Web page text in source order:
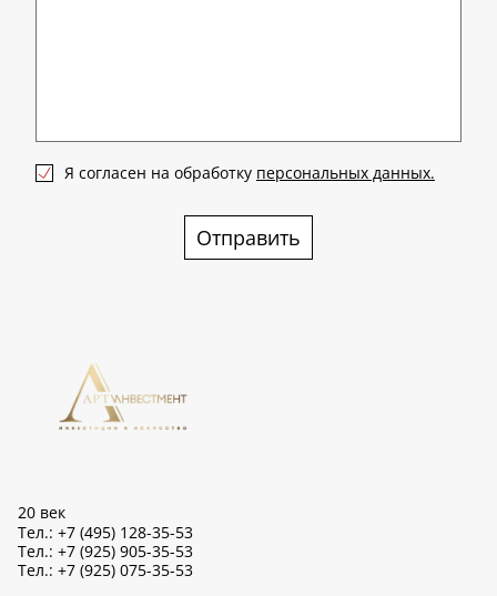
Я согласен на обработку персональных данных.
Отправить
20 век
Тел.: +7 (495) 128-35-53
Тел.: +7 (925) 905-35-53
Тел.: +7 (925) 075-35-53